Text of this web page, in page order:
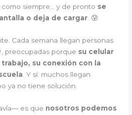
siempre… y de pronto se
o deja de cargar. 😰
Cada semana llegan personas
preocupadas porque su celular
su conexión con la
. Y sí: muchos llegan
ya no tiene solución.
es que nosotros podemos